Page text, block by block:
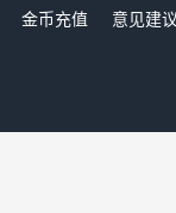
金币充值 意见建议